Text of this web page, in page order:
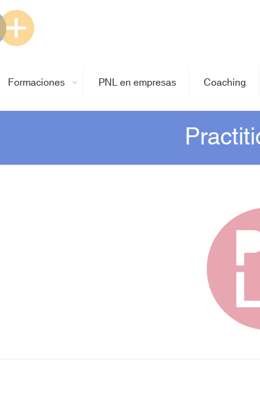
Formaciones PNL en empresas Coaching